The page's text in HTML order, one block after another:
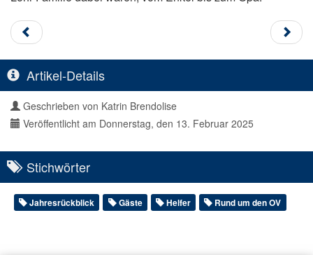
Artikel-Details
Geschrieben von Katrin Brendolise
Veröffentlicht am Donnerstag, den 13. Februar 2025
Stichwörter
Jahresrückblick Gäste Helfer Rund um den OV